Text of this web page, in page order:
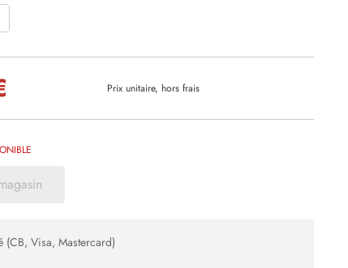
Prix unitaire, hors frais
(CB, Visa, Mastercard)